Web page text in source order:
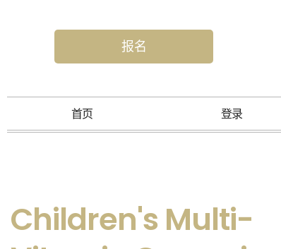
报名
首页 登录
Children's Multi-